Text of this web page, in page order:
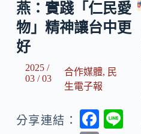
燕：實踐「仁民愛
物」精神讓台中更
好
2025 /
03 / 03
合作媒體, 民
生電子報
分享連結：
F